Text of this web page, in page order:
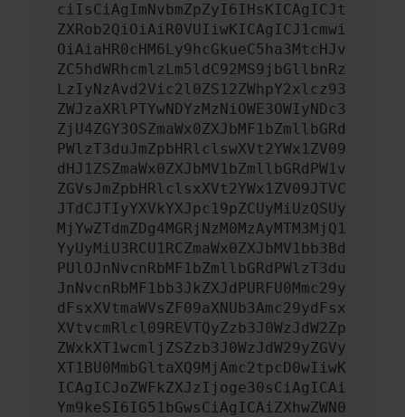
ciIsCiAgImNvbmZpZyI6IHsKICAgICJt
ZXRob2QiOiAiR0VUIiwKICAgICJ1cmwi
OiAiaHR0cHM6Ly9hcGkueC5ha3MtcHJv
ZC5hdWRhcmlzLm5ldC92MS9jbGllbnRz
LzIyNzAvd2Vic2l0ZS12ZWhpY2xlcz93
ZWJzaXRlPTYwNDYzMzNiOWE3OWIyNDc3
ZjU4ZGY3OSZmaWx0ZXJbMF1bZmllbGRd
PWlzT3duJmZpbHRlclswXVt2YWx1ZV09
dHJ1ZSZmaWx0ZXJbMV1bZmllbGRdPW1v
ZGVsJmZpbHRlclsxXVt2YWx1ZV09JTVC
JTdCJTIyYXVkYXJpc19pZCUyMiUzQSUy
MjYwZTdmZDg4MGRjNzM0MzAyMTM3MjQ1
YyUyMiU3RCU1RCZmaWx0ZXJbMV1bb3Bd
PUlOJnNvcnRbMF1bZmllbGRdPWlzT3du
JnNvcnRbMF1bb3JkZXJdPURFU0Mmc29y
dFsxXVtmaWVsZF09aXNUb3Amc29ydFsx
XVtvcmRlcl09REVTQyZzb3J0WzJdW2Zp
ZWxkXT1wcmljZSZzb3J0WzJdW29yZGVy
XT1BU0MmbGltaXQ9MjAmc2tpcD0wIiwK
ICAgICJoZWFkZXJzIjoge30sCiAgICAi
Ym9keSI6IG51bGwsCiAgICAiZXhwZWN0